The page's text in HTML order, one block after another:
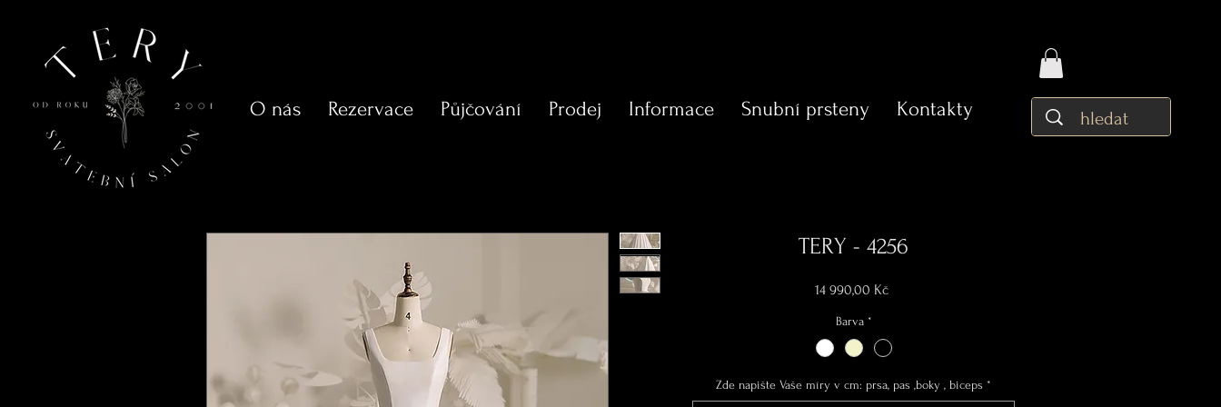
O nás Rezervace Půjčování Prodej Informace Snubní prsteny Kontakty
TERY - 4256
14 990,00 KčCena
Barva *
Zde napište Vaše míry v cm: prsa, pas ,boky , biceps *